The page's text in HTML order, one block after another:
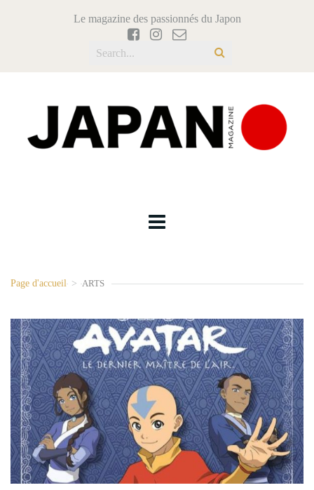
Le magazine des passionnés du Japon
Page d'accueil > ARTS